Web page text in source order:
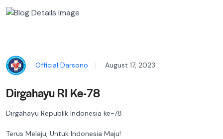
Official Darsono August 17, 2023
Dirgahayu RI Ke-78
Dirgahayu Republik Indonesia ke-78
Terus Melaju, Untuk Indonesia Maju!